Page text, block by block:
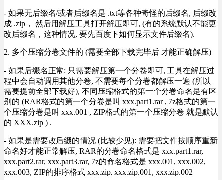
- 如果无后缀名/或者后缀名是 .txt等各种奇怪的后缀名, 后缀改
成 .zip， 然后用解压工具打开解压即可, (有的系统默认不能更
改后缀名，这种情况, 要先百度下如何显示文件后缀名).
2. 多个压缩分卷文件的 (需要全部下载完毕后 才能正确解压)
- 如果后缀名正常: 只需要解压第一个分卷即可, 工具在解压过
程中会自动调用其他分卷, 不需要每个分卷都解压一遍 (所以
需要提前全部下载好), 不同压缩格式的第一个分卷命名是有区
别的 (RAR格式的第一个分卷是叫 xxx.part1.rar , 7z格式的第一
个压缩分卷是叫 xxx.001 , ZIP格式的第一个压缩分卷 就是默认
的 XXX.zip ) .
- 如果是需要改后缀的情况 (比较少见): 需要把文件按顺序重新
命名好才能正常解压, RAR的分卷命名格式是 xxx.part1.rar,
xxx.part2.rar, xxx.part3.rar, 7z的命名格式是 xxx.001, xxx.002,
xxx.003, ZIP的排序格式 xxx.zip, xxx.zip.001, xxx.zip.002